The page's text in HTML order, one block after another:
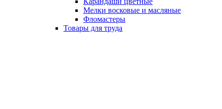
Мелки восковые и масляные
Фломастеры
Товары для труда